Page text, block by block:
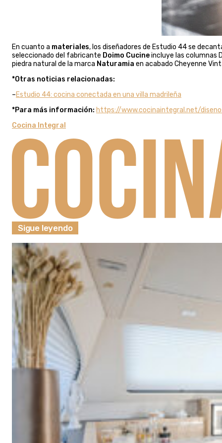
En cuanto a materiales, los diseñadores de Estudio 44 se
seleccionado del fabricante Doimo Cucineincluye las columnas
piedra natural de la marca Naturamia en acabado Cheyenne
*Otras noticias relacionadas:
–Estudio 44: cocina conectada en una villa madrileña
*Para más información: https://www.cocinaintegral.net/
Cocina Integral
Sigue leyendo